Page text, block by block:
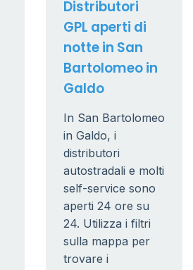
Distributori
GPL aperti di
notte in San
Bartolomeo in
Galdo
In San Bartolomeo
in Galdo, i
distributori
autostradali e molti
self-service sono
aperti 24 ore su
24. Utilizza i filtri
sulla mappa per
trovare i